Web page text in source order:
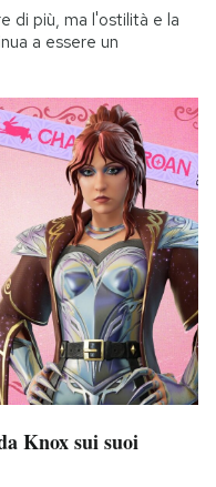
di più, ma l'ostilità e la
a essere un
Knox sui suoi